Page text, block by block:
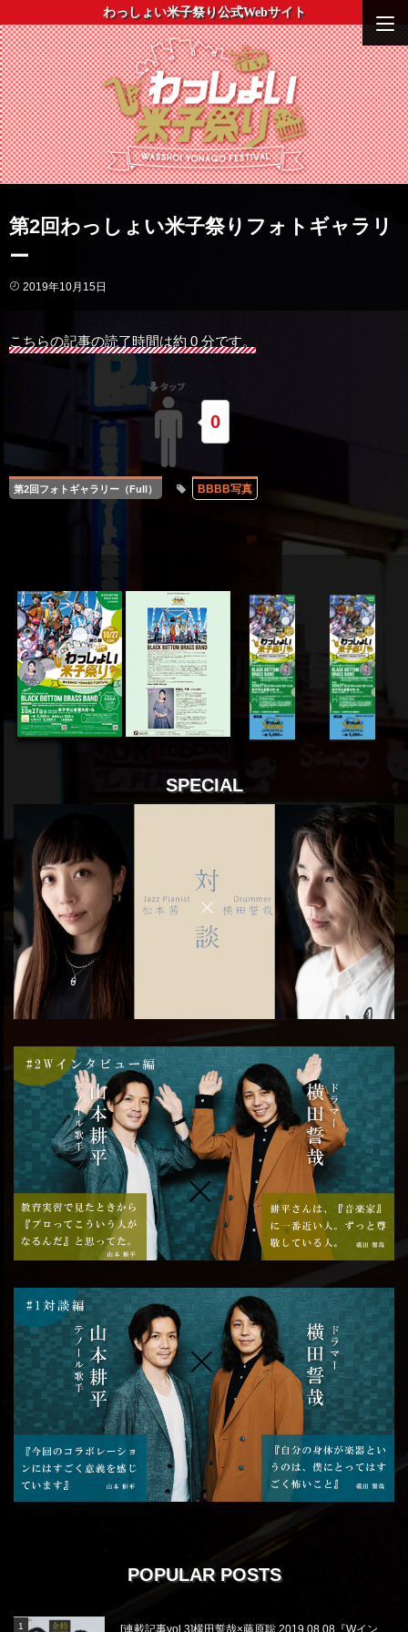
わっしょい米子祭り公式Webサイト
第2回わっしょい米子祭りフォトギャラリ
ー
2019年10月15日
こちらの記事の読了時間は約 0 分です。
0
第2回フォトギャラリー（Full） BBBB写真
SPECIAL
POPULAR POSTS